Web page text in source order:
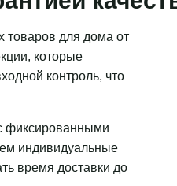
товаров для дома от
которые
контроль, что
фиксированными
индивидуальные
время доставки до